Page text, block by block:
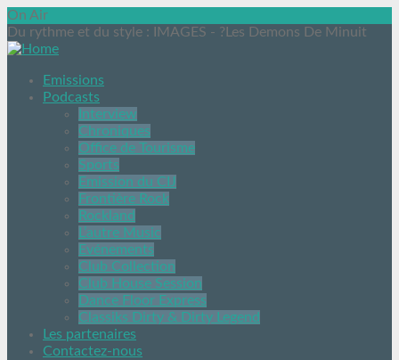
On Air
Du rythme et du style : IMAGES - ?Les Demons De Minuit
Emissions
Podcasts
Interview
Chroniques
Office de Tourisme
Sports
Emission du CIJ
Frontière Rock
Rockland
L’autre Music
Evénements
Club Collection
Club House Session
Dance Floor Express
Classiks Dirty & Dirty Legend
Les partenaires
Contactez-nous